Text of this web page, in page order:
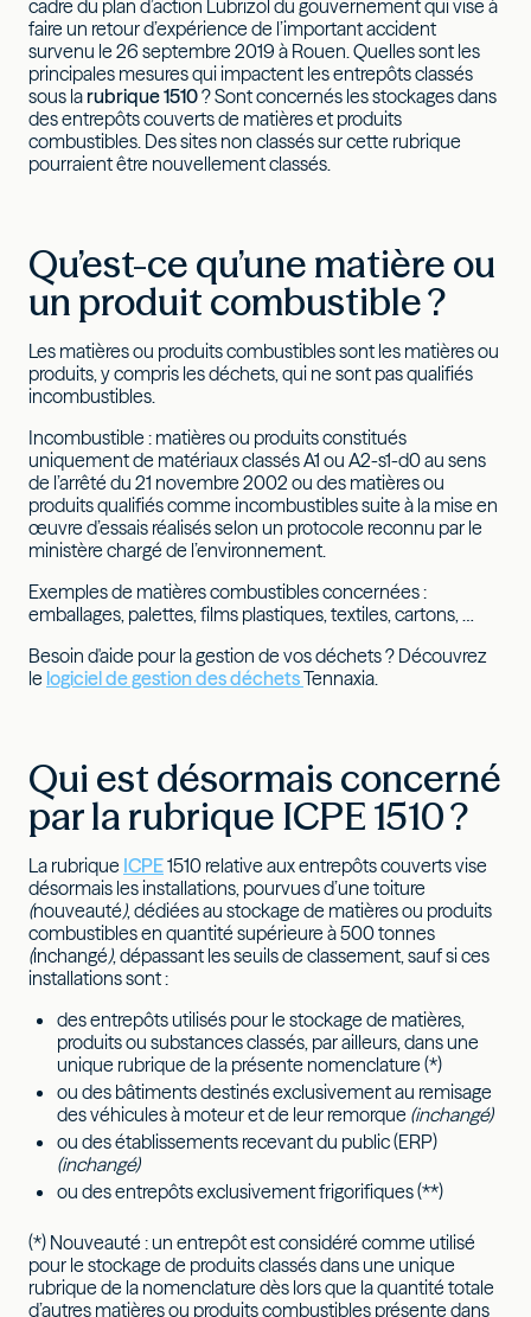
cadre du plan d’action Lubrizol du gouvernement qui vise à
faire un retour d’expérience de l’important accident
survenu le 26 septembre 2019 à Rouen. Quelles sont les
principales mesures qui impactent les entrepôts classés
sous la rubrique 1510? Sont concernés les stockages dans
des entrepôts couverts de matières et produits
combustibles. Des sites non classés sur cette rubrique
pourraient être nouvellement classés.
Qu’est-ce qu’une matière ou
un produit combustible ?
Les matières ou produits combustibles sont les matières ou
produits, y compris les déchets, qui ne sont pas qualifiés
incombustibles.
Incombustible : matières ou produits constitués
uniquement de matériaux classés A1 ou A2-s1-d0 au sens
de l’arrêté du 21 novembre 2002 ou des matières ou
produits qualifiés comme incombustibles suite à la mise en
œuvre d’essais réalisés selon un protocole reconnu par le
ministère chargé de l’environnement.
Exemples de matières combustibles concernées :
emballages, palettes, films plastiques, textiles, cartons, …
Besoin d'aide pour la gestion de vos déchets ? Découvrez
le logiciel de gestion des déchetsTennaxia.
Qui est désormais concerné
par la rubrique ICPE 1510 ?
La rubrique ICPE1510 relative aux entrepôts couverts vise
désormais les installations, pourvues d’une toiture
(nouveauté), dédiées au stockage de matières ou produits
combustibles en quantité supérieure à 500 tonnes
(inchangé), dépassant les seuils de classement, sauf si ces
installations sont :
des entrepôts utilisés pour le stockage de matières,
produits ou substances classés, par ailleurs, dans une
unique rubrique de la présente nomenclature (*)
ou des bâtiments destinés exclusivement au remisage
des véhicules à moteur et de leur remorque (inchangé)
ou des établissements recevant du public (ERP)
(inchangé)
ou des entrepôts exclusivement frigorifiques (**)
(*) Nouveauté : un entrepôt est considéré comme utilisé
pour le stockage de produits classés dans une unique
rubrique de la nomenclature dès lors que la quantité totale
d’autres matières ou produits combustibles présente dans